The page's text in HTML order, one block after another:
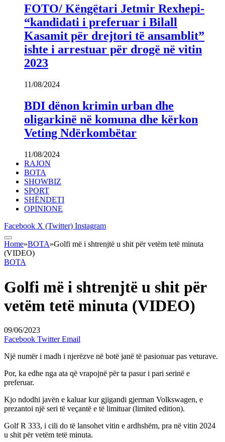
FOTO/ Këngëtari Jetmir Rexhepi-
“kandidati i preferuar i Bilall
Kasamit për drejtori të ansamblit”
ishte i arrestuar për drogë në vitin
2023
11/08/2024
BDI dënon krimin urban dhe
oligarkinë në komuna dhe kërkon
Veting Ndërkombëtar
11/08/2024
RAJON
BOTA
SHOWBIZ
SPORT
SHËNDETI
OPINIONE
Facebook X (Twitter) Instagram
Home»BOTA»Golfi më i shtrenjtë u shit për vetëm tetë minuta
(VIDEO)
BOTA
Golfi më i shtrenjtë u shit për
vetëm tetë minuta (VIDEO)
09/06/2023
Facebook Twitter Email
Një numër i madh i njerëzve në botë janë të pasionuar pas veturave.
Por, ka edhe nga ata që vrapojnë për ta pasur i pari serinë e
preferuar.
Kjo ndodhi javën e kaluar kur gjigandi gjerman Volkswagen, e
prezantoi një seri të veçantë e të limituar (limited edition).
Golf R 333, i cili do të lansohet vitin e ardhshëm, pra në vitin 2024
u shit për vetëm tetë minuta.